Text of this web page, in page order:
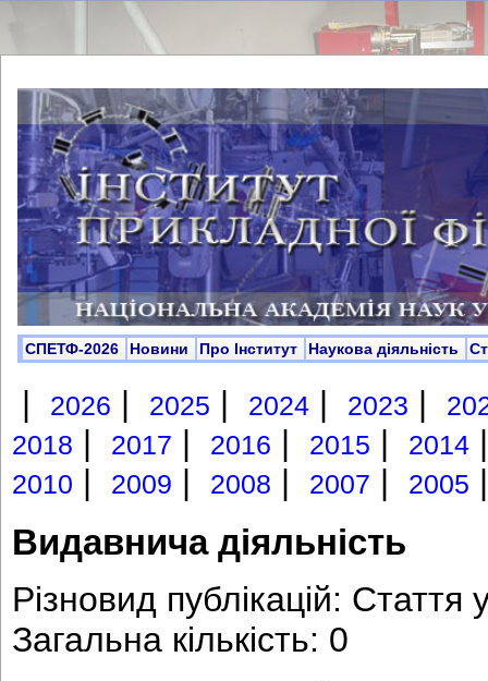
СПЕТФ-2026 Новини Про Інститут Наукова діяльність
2026 2025 2024 2023
2018
2017 2016 2015 2014
2010 2009 2008 2007 2005
Видавнича діяльність
Різновид публікацій: Стаття
Загальна кількість: 0